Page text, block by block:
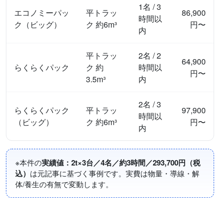
エコノミーパッ
ク（ビッグ）
平トラッ
ク 約6m³
1名 / 3
時間以
内
86,900
円〜
らくらくパック
平トラッ
ク 約
3.5m³
2名 / 2
時間以
内
64,900
円〜
らくらくパック
（ビッグ）
平トラッ
ク 約6m³
2名 / 3
時間以
内
97,900
円〜
※本件の実績値：2t×3台／4名／約3時間／293,700円（税
込） は元記事に基づく事例です。実費は物量・導線・解
体/養生の有無で変動します。